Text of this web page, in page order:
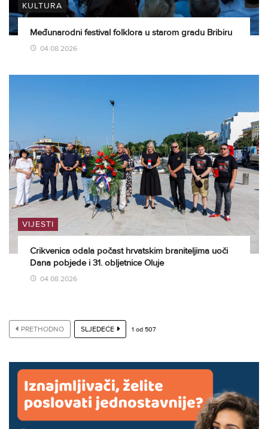
KULTURA
Međunarodni festival folklora u starom gradu Bribiru
04.08.2026
VIJESTI
Crikvenica odala počast hrvatskim braniteljima uoči
Dana pobjede i 31. obljetnice Oluje
04.08.2026
PRETHODNO SLJEDEĆE 1 od 507